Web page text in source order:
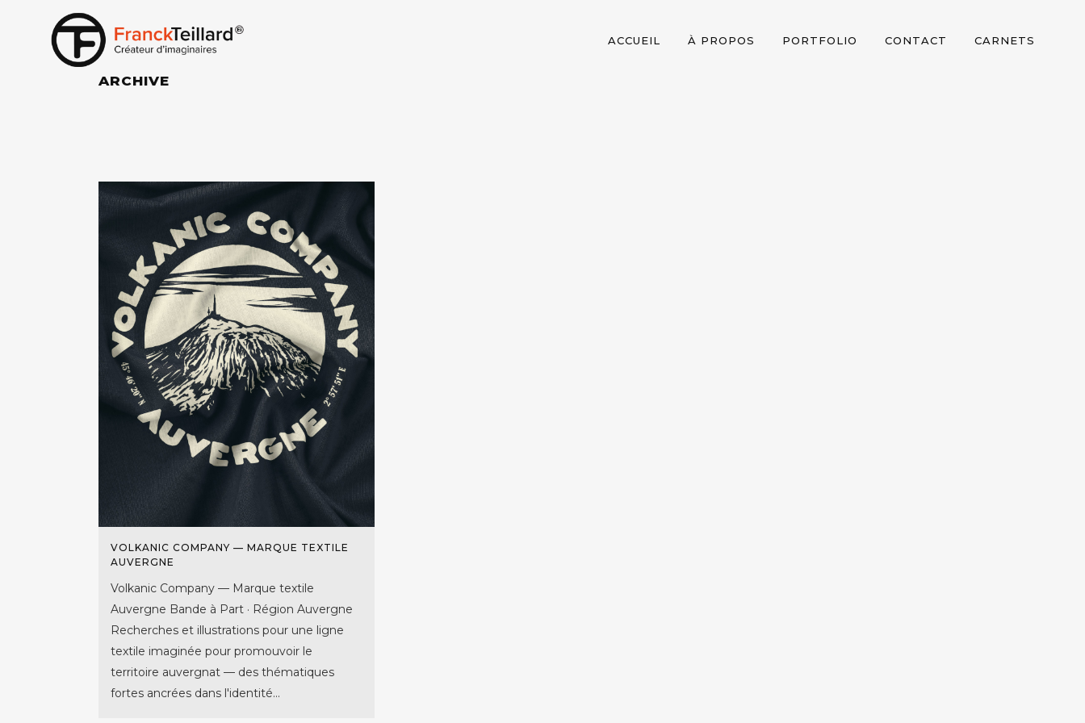
ACCUEIL À PROPOS PORTFOLIO CONTACT CARNETS
ARCHIVE
VOLKANIC COMPANY — MARQUE TEXTILE
AUVERGNE
Volkanic Company — Marque textile
Auvergne Bande à Part · Région Auvergne
Recherches et illustrations pour une ligne
textile imaginée pour promouvoir le
territoire auvergnat — des thématiques
fortes ancrées dans l'identité...